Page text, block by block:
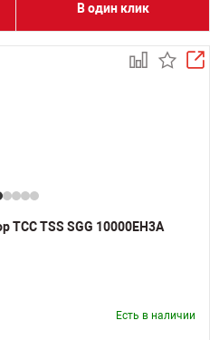
В один клик
ТСС TSS SGG 10000EH3A
Есть в наличии